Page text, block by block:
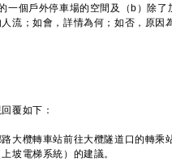
一個戶外停車場的空間及（b）除
流；如會，詳情為何；如否，原因
覆如下：
欖轉車站前往大欖隧道口的轉乘
坡電梯系統）的建議。